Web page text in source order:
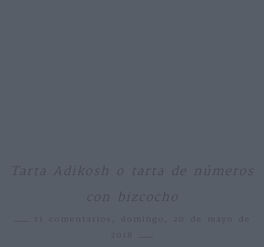
Tarta Adikosh o tarta de números
con bizcocho
11 comentarios, domingo, 20 de mayo de
2018